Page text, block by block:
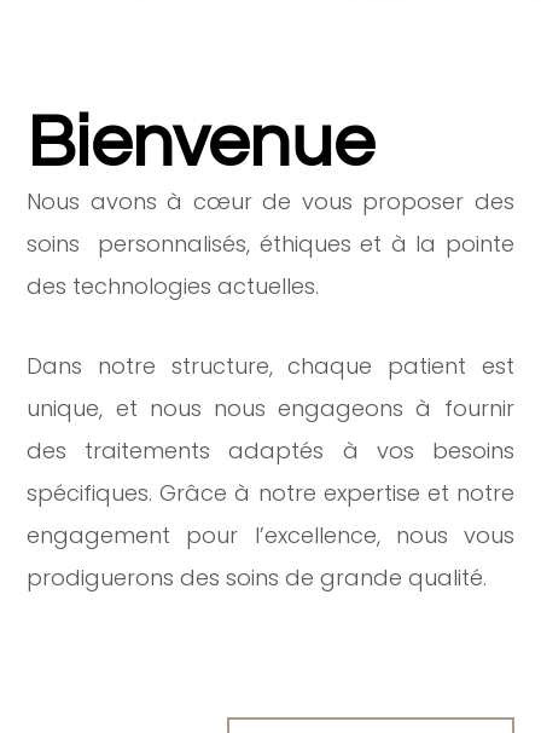
Bienvenue
Nous avons à cœur de vous proposer des
soins personnalisés, éthiques et à la pointe
des technologies actuelles.
Dans notre structure, chaque patient est
unique, et nous nous engageons à fournir
des traitements adaptés à vos besoins
spécifiques. Grâce à notre expertise et notre
engagement pour l’excellence, nous vous
prodiguerons des soins de grande qualité.